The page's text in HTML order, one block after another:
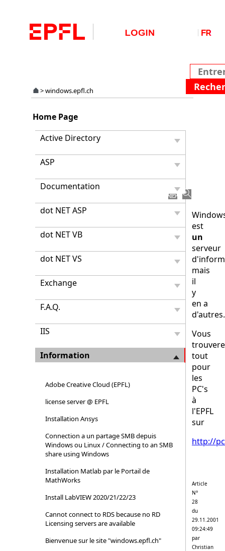
>windows.epfl.ch
Home Page
Active Directory
ASP
Documentation
dot NET ASP
dot NET VB
dot NET VS
Exchange
F.A.Q.
IIS
Information
Adobe Creative Cloud (EPFL)
license server @ EPFL
Installation Ansys
Connection a un partage SMB depuis
Windows ou Linux / Connecting to an SMB
share using Windows
Installation Matlab par le Portail de
MathWorks
Install LabVIEW 2020/21/22/23
Cannot connect to RDS because no RD
Licensing servers are available
Bienvenue sur le site "windows.epfl.ch"
est
un
serveur
mais
il
y
en a
Vous
tout
pour
les
PC's
à
l'EPFL
sur
http://
Article
N°
28
du
29.11.2001
09:24:49
par
Christian